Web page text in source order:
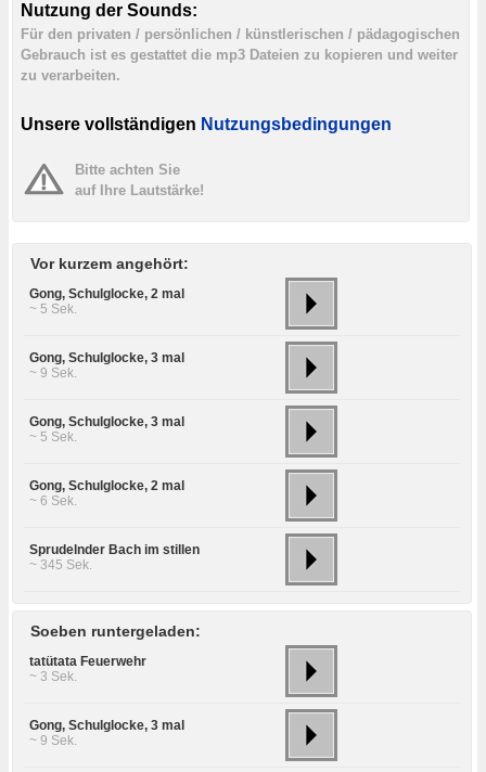
Nutzung der Sounds:
Für den privaten / persönlichen / künstlerischen / pädagogischen
Gebrauch ist es gestattet die mp3 Dateien zu kopieren und weiter
zu verarbeiten.
Unsere vollständigen Nutzungsbedingungen
Bitte achten Sie
auf Ihre Lautstärke!
Vor kurzem angehört:
Gong, Schulglocke, 2 mal
~ 5 Sek.
Gong, Schulglocke, 3 mal
~ 9 Sek.
Gong, Schulglocke, 3 mal
~ 5 Sek.
Gong, Schulglocke, 2 mal
~ 6 Sek.
Sprudelnder Bach im stillen
~ 345 Sek.
Soeben runtergeladen:
tatütata Feuerwehr
~ 3 Sek.
Gong, Schulglocke, 3 mal
~ 9 Sek.